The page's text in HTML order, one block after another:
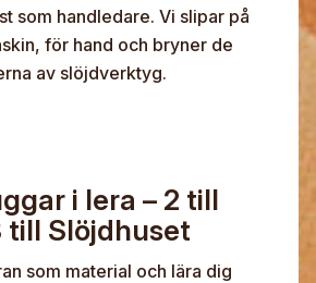
som handledare. Vi slipar på
för hand och bryner de
av slöjdverktyg.
i lera – 2 till
till Slöjdhuset
som material och lära dig